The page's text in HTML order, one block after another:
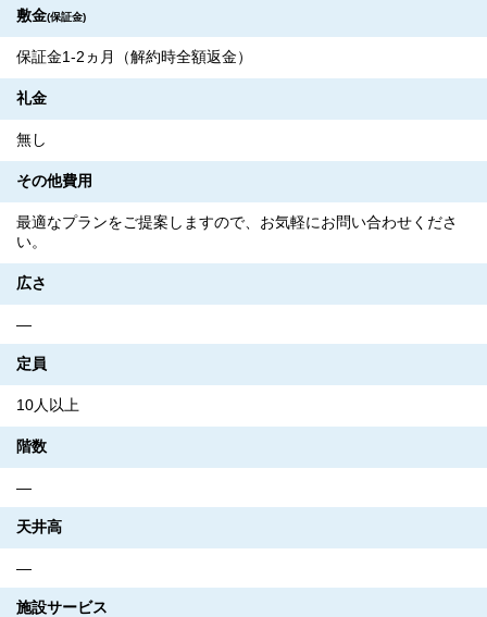
敷金(保証金)
保証金1-2ヵ月（解約時全額返金）
礼金
無し
その他費用
最適なプランをご提案しますので、お気軽にお問い合わせくださ
い。
広さ
―
定員
10人以上
階数
―
天井高
―
施設サービス